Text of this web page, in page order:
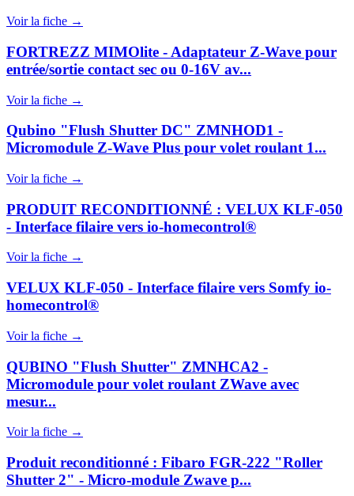
Voir la fiche →
FORTREZZ MIMOlite - Adaptateur Z-Wave pour
entrée/sortie contact sec ou 0-16V av...
Voir la fiche →
Qubino "Flush Shutter DC" ZMNHOD1 -
Micromodule Z-Wave Plus pour volet roulant 1...
Voir la fiche →
PRODUIT RECONDITIONNÉ : VELUX KLF-050
- Interface filaire vers io-homecontrol®
Voir la fiche →
VELUX KLF-050 - Interface filaire vers Somfy io-
homecontrol®
Voir la fiche →
QUBINO "Flush Shutter" ZMNHCA2 -
Micromodule pour volet roulant ZWave avec
mesur...
Voir la fiche →
Produit reconditionné : Fibaro FGR-222 "Roller
Shutter 2" - Micro-module Zwave p...